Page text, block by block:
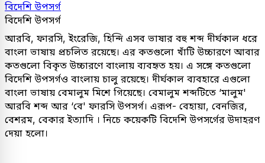
বিদেশি উপসর্গ
বিদেশি উপসর্গ
আরবি, ফারসি, ইংরেজি, হিন্দি এসব ভাষার বহু শব্দ দীর্ঘকাল ধরে
বাংলা ভাষায় প্রচলিত রয়েছে। এর কতগুলো খাঁটি উচ্চারণে আবার
কতগুলো বিকৃত উচ্চারণে বাংলায় ব্যবহৃত হয়। এ সঙ্গে কতগুলো
বিদেশি উপসর্গও বাংলায় চালু রয়েছে। দীর্ঘকাল ব্যবহারে এগুলো
বাংলা ভাষায় বেমালুম মিশে গিয়েছে। বেমালুম শব্দটিতে ‘মালুম'
আরবি শব্দ আর ‘বে' ফারসি উপসর্গ। এরূপ- বেহায়া, বেনজির,
বেশরম, বেকার ইত্যাদি । নিচে কয়েকটি বিদেশি উপসর্গের উদাহরণ
দেয়া হলো।